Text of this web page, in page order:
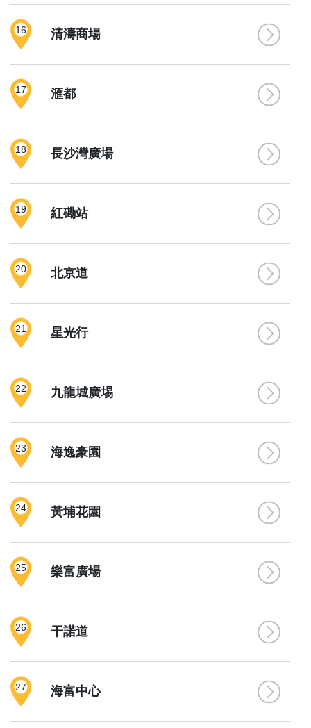
16 清濤商場
17 滙都
18 長沙灣廣場
19 紅磡站
20 北京道
21 星光行
22 九龍城廣埸
23 海逸豪園
24 黃埔花園
25 樂富廣場
26 干諾道
27 海富中心